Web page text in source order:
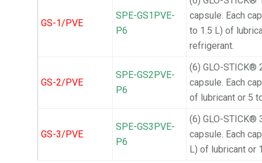
GS-1/PVE
SPE-GS1PVE-
P6
capsule. Each
to 1.5 L) of
refrigerant.
GS-2/PVE
SPE-GS2PVE-
P6
(6) GLO-STICK®
capsule. Each
of lubricant or 5
GS-3/PVE
SPE-GS3PVE-
P6
(6) GLO-STICK®
capsule. Each
L) of lubricant or